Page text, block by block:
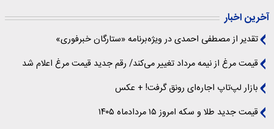
آخرین اخبار
تقدیر از مصطفی احمدی در ویژه‌برنامه «ستارگان خبرفوری»
قیمت مرغ از نیمه مرداد تغییر می‌کند/ رقم جدید قیمت مرغ اعلام شد
بازار لپ‌تاپ اجاره‌ای رونق گرفت! + عکس
قیمت جدید طلا و سکه امروز ۱۵ مردادماه ۱۴۰۵